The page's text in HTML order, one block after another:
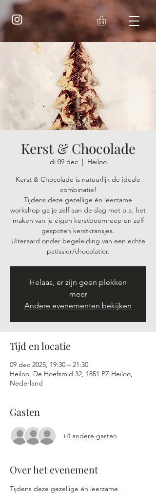
Kerst & Chocolade
di 09 dec
  |
Heiloo
Kerst & Chocolade is natuurlijk de ideale
combinatie!
Tijdens deze gezellige én leerzame
workshop ga je zelf aan de slag met o.a. het
maken van je eigen kerstboomreep en zelf
gespoten kerstkransjes.
Uiteraard onder begeleiding van een echte
patissier/chocolatier.
Helaas, er zijn geen plekken
meer
Andere evenementen bekijken
Tijd en locatie
09 dec 2025, 19:30 – 21:30
Heiloo, De Hoefsmid 32, 1851 PZ Heiloo,
Nederland
Gasten
+4 andere gasten
Over het evenement
Tijdens deze gezellige én leerzame